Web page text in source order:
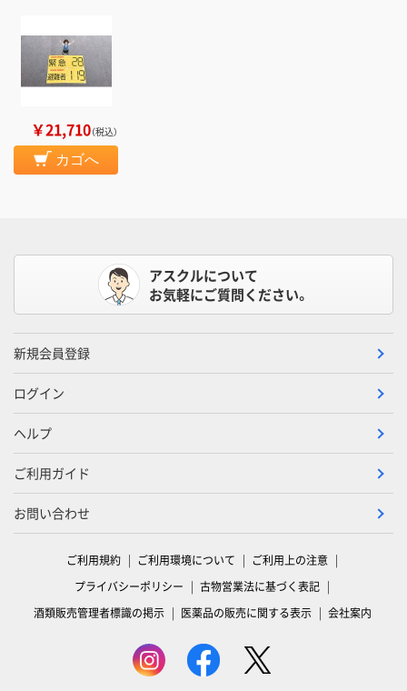
￥21,710（税込）
カゴへ
アスクルについて
お気軽にご質問ください。
新規会員登録
ログイン
ヘルプ
ご利用ガイド
お問い合わせ
ご利用規約 ご利用環境について
ご利用上の注意
プライバシーポリシー
古物営業法に基づく表記
酒類販売管理者標識の掲示
医薬品の販売に関する表示 会社案内